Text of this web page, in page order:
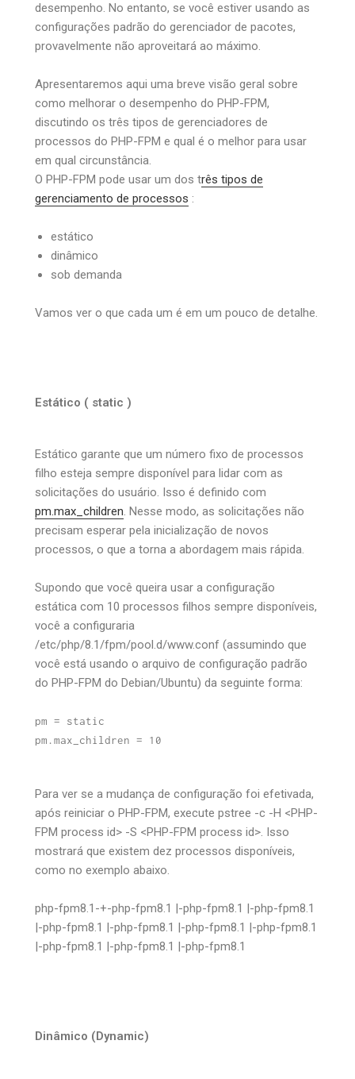
desempenho. No entanto, se você estiver usando as
configurações padrão do gerenciador de pacotes,
provavelmente não aproveitará ao máximo.
Apresentaremos aqui uma breve visão geral sobre
como melhorar o desempenho do PHP-FPM,
discutindo os três tipos de gerenciadores de
processos do PHP-FPM e qual é o melhor para usar
em qual circunstância.
O PHP-FPM pode usar um dos três tipos de
gerenciamento de processos :
estático
dinâmico
sob demanda
Vamos ver o que cada um é em um pouco de detalhe.
Estático ( static )
Estático garante que um número fixo de processos
filho esteja sempre disponível para lidar com as
solicitações do usuário. Isso é definido com
pm.max_children. Nesse modo, as solicitações não
precisam esperar pela inicialização de novos
processos, o que a torna a abordagem mais rápida.
Supondo que você queira usar a configuração
estática com 10 processos filhos sempre disponíveis,
você a configuraria
/etc/php/8.1/fpm/pool.d/www.conf (assumindo que
você está usando o arquivo de configuração padrão
do PHP-FPM do Debian/Ubuntu) da seguinte forma:
pm = static
pm.max_children = 10
Para ver se a mudança de configuração foi efetivada,
após reiniciar o PHP-FPM, execute pstree -c -H <PHP-
FPM process id> -S <PHP-FPM process id>. Isso
mostrará que existem dez processos disponíveis,
como no exemplo abaixo.
php-fpm8.1-+-php-fpm8.1 |-php-fpm8.1 |-php-fpm8.1
|-php-fpm8.1 |-php-fpm8.1 |-php-fpm8.1 |-php-fpm8.1
|-php-fpm8.1 |-php-fpm8.1 |-php-fpm8.1
Dinâmico (Dynamic)